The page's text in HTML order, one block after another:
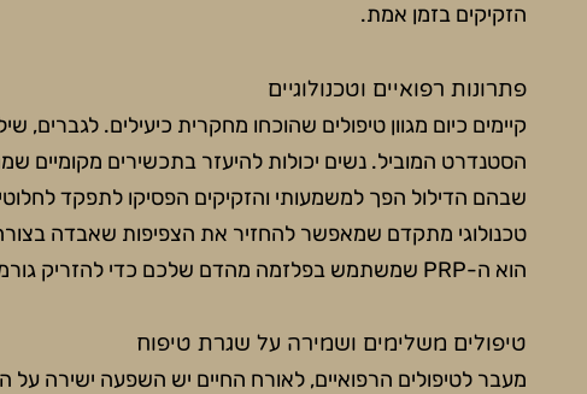
הזקיקים בזמן אמת.
פתרונות רפואיים וטכנולוגיים
הסטנדרט המוביל. נשים יכולות להיעזר בתכשירים
שבהם הדילול הפך למשמעותי והזקיקים הפסיקו לתפקד
טכנולוגי מתקדם שמאפשר להחזיר את הצפיפות שאבדה בצורה
הוא ה-PRP שמשתמש בפלזמה מהדם שלכם כדי להזריק גורמי צמיחה ישירות לקרקפת.
טיפולים משלימים ושמירה על שגרת טיפוח
מעבר לטיפולים הרפואיים, לאורח החיים יש השפעה ישירה על